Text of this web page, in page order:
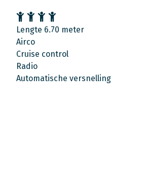
Lengte 6.70 meter
Airco
Cruise control
Radio
Automatische versnelling